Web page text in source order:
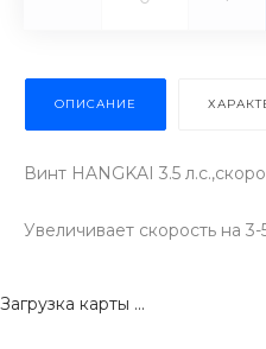
ОПИСАНИЕ
Винт HANGKAI 3.5
Увеличивает скорость на 3-
Загрузка карты ...